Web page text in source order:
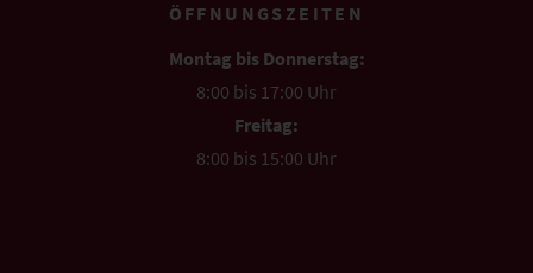
ÖFFNUNGSZEITEN
Montag bis Donnerstag:
8:00 bis 17:00 Uhr
Freitag:
8:00 bis 15:00 Uhr